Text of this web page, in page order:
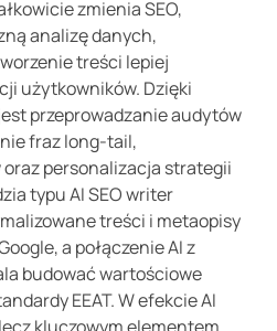
zmienia SEO,
analizę danych,
treści lepiej
użytkowników. Dzięki
przeprowadzanie audytów
fraz long-tail,
personalizacja strategii
typu AI SEO writer
treści i metaopisy
a połączenie AI z
budować wartościowe
EEAT. W efekcie AI